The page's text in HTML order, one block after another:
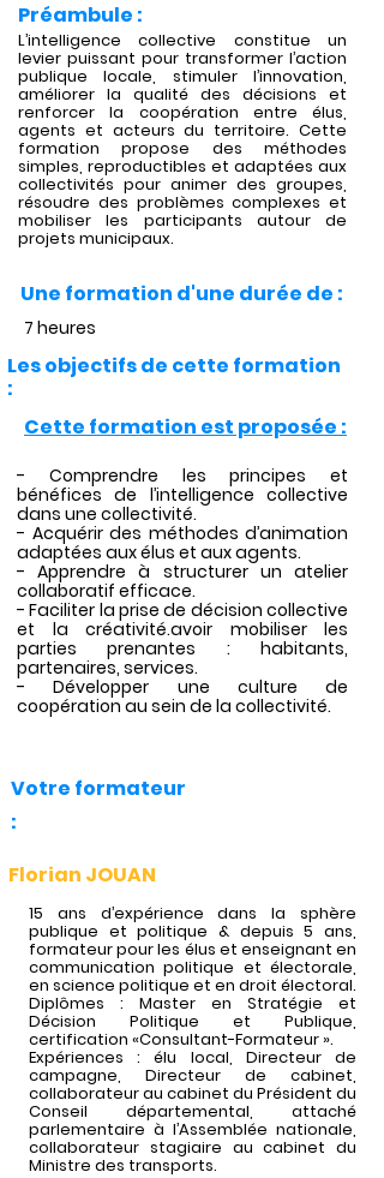
Préambule :
L’intelligence collective constitue un
levier puissant pour transformer l’action
publique locale, stimuler l’innovation,
améliorer la qualité des décisions et
renforcer la coopération entre élus,
agents et acteurs du territoire. Cette
formation propose des méthodes
simples, reproductibles et adaptées aux
collectivités pour animer des groupes,
résoudre des problèmes complexes et
mobiliser les participants autour de
projets municipaux.
Une formation d'une durée de :
7 heures
Les objectifs de cette formation
:
Cette formation est proposée :
- Comprendre les principes et
bénéfices de l’intelligence collective
dans une collectivité.
- Acquérir des méthodes d’animation
adaptées aux élus et aux agents.
- Apprendre à structurer un atelier
collaboratif efficace.
- Faciliter la prise de décision collective
et la créativité.avoir mobiliser les
parties prenantes : habitants,
partenaires, services.
- Développer une culture de
coopération au sein de la collectivité.
Votre formateur
:
Florian JOUAN
15 ans d’expérience dans la sphère
publique et politique & depuis 5 ans,
formateur pour les élus et enseignant en
communication politique et électorale,
en science politique et en droit électoral.
Diplômes : Master en Stratégie et
Décision Politique et Publique,
certification «Consultant-Formateur ».
Expériences : élu local, Directeur de
campagne, Directeur de cabinet,
collaborateur au cabinet du Président du
Conseil départemental, attaché
parlementaire à l’Assemblée nationale,
collaborateur stagiaire au cabinet du
Ministre des transports.